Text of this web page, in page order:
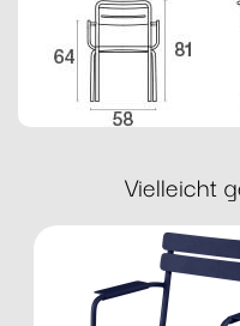
Vielleicht